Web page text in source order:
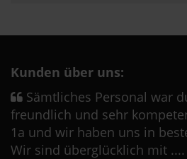
Kunden über uns:
Sämtliches Personal war
freundlich und sehr
1a und wir haben uns in
Wir sind überglücklich mit ....